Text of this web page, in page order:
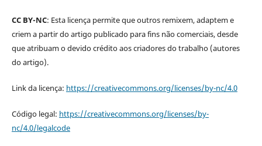
CC BY-NC: Esta licença permite que outros remixem, adaptem e
criem a partir do artigo publicado para fins não comerciais, desde
que atribuam o devido crédito aos criadores do trabalho (autores
do artigo).
Link da licença: https://creativecommons.org/licenses/by-nc/4.0
Código legal: https://creativecommons.org/licenses/by-
nc/4.0/legalcode